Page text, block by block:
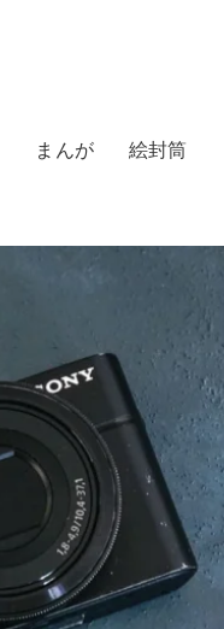
まんが 絵封筒